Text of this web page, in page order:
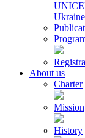
Ukraine
About us
Charter
Mission
History